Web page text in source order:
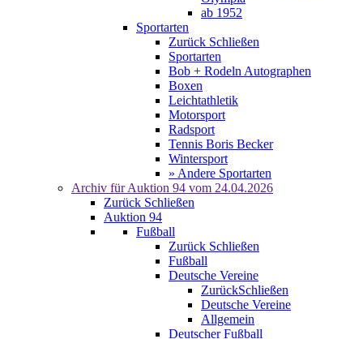
ab 1952
Sportarten
Zurück Schließen
Sportarten
Bob + Rodeln Autographen
Boxen
Leichtathletik
Motorsport
Radsport
Tennis Boris Becker
Wintersport
» Andere Sportarten
Archiv für Auktion 94 vom 24.04.2026
Zurück Schließen
Auktion 94
Fußball
Zurück Schließen
Fußball
Deutsche Vereine
ZurückSchließen
Deutsche Vereine
Allgemein
Deutscher Fußball